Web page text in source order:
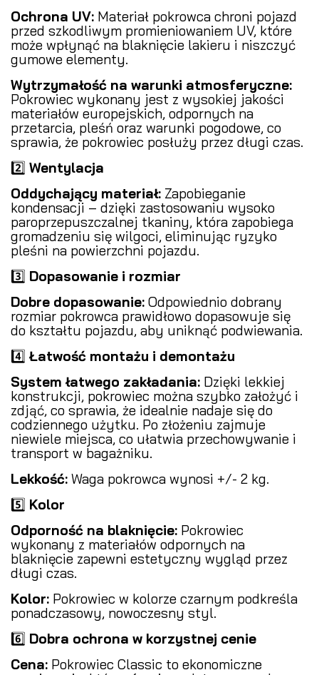
Ochrona UV: Materiał pokrowca chroni pojazd
przed szkodliwym promieniowaniem UV, które
może wpłynąć na blaknięcie lakieru i niszczyć
gumowe elementy.
Wytrzymałość na warunki atmosferyczne:
Pokrowiec wykonany jest z wysokiej jakości
materiałów europejskich, odpornych na
przetarcia, pleśń oraz warunki pogodowe, co
sprawia, że pokrowiec posłuży przez długi czas.
2️⃣ Wentylacja
Oddychający materiał: Zapobieganie
kondensacji – dzięki zastosowaniu wysoko
paroprzepuszczalnej tkaniny, która zapobiega
gromadzeniu się wilgoci, eliminując ryzyko
pleśni na powierzchni pojazdu.
3️⃣ Dopasowanie i rozmiar
Dobre dopasowanie: Odpowiednio dobrany
rozmiar pokrowca prawidłowo dopasowuje się
do kształtu pojazdu, aby uniknąć podwiewania.
4️⃣ Łatwość montażu i demontażu
System łatwego zakładania: Dzięki lekkiej
konstrukcji, pokrowiec można szybko założyć i
zdjąć, co sprawia, że idealnie nadaje się do
codziennego użytku. Po złożeniu zajmuje
niewiele miejsca, co ułatwia przechowywanie i
transport w bagażniku.
Lekkość: Waga pokrowca wynosi +/- 2 kg.
5️⃣ Kolor
Odporność na blaknięcie: Pokrowiec
wykonany z materiałów odpornych na
blaknięcie zapewni estetyczny wygląd przez
długi czas.
Kolor: Pokrowiec w kolorze czarnym podkreśla
ponadczasowy, nowoczesny styl.
6️⃣ Dobra ochrona w korzystnej cenie
Cena: Pokrowiec Classic to ekonomiczne